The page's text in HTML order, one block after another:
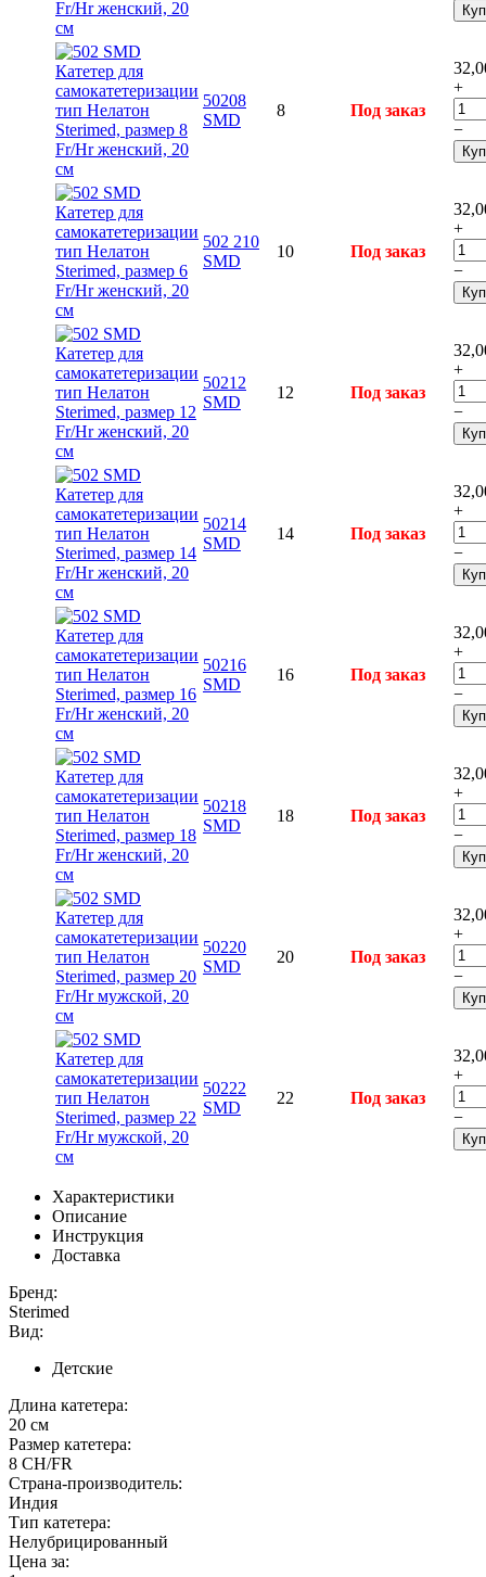
50208
SMD
8 Под заказ
+
−
502 210
SMD
10 Под заказ
+
−
50212
SMD
12 Под заказ
+
−
50214
SMD
14 Под заказ
+
−
50216
SMD
16 Под заказ
+
−
50218
SMD
18 Под заказ
+
−
50220
SMD
20 Под заказ
+
−
50222
SMD
22 Под заказ
+
−
Характеристики
Описание
Инструкция
Доставка
Бренд:
Sterimed
Вид:
Детские
Длина катетера:
20 см
Размер катетера:
8 CH/FR
Страна-производитель:
Индия
Тип катетера:
Нелубрицированный
Цена за: